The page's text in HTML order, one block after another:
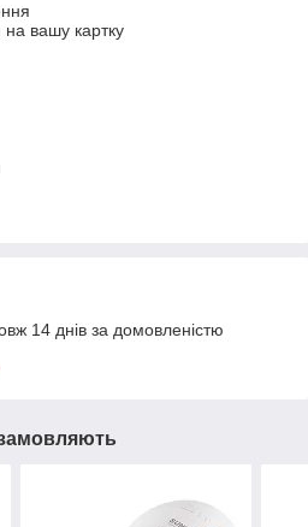
на вашу картку
14 днів за домовленістю